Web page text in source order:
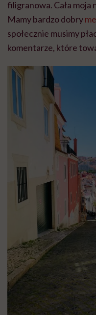
filigranowa. Cała moja
Mamy bardzo dobry
społecznie musimy
komentarze, które